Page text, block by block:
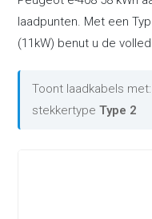
laadpunten. Met een
(11kW) benut u de
Toont laadkabels met:
stekkertypeType 2